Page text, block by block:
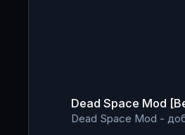
Dead Space Mod
Dead Space Mod -